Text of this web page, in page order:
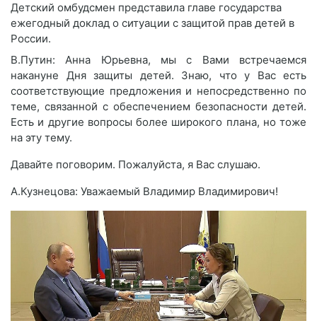
Детский омбудсмен представила главе государства
ежегодный доклад о ситуации с защитой прав детей в
России.
В.Путин: Анна Юрьевна, мы с Вами встречаемся
накануне Дня защиты детей. Знаю, что у Вас есть
соответствующие предложения и непосредственно по
теме, связанной с обеспечением безопасности детей.
Есть и другие вопросы более широкого плана, но тоже
на эту тему.
Давайте поговорим. Пожалуйста, я Вас слушаю.
А.Кузнецова: Уважаемый Владимир Владимирович!